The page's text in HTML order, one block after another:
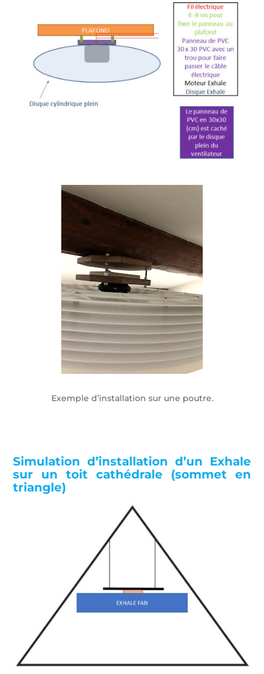
Exemple d’installation sur une poutre.
Simulation d’installation d’un Exhale
sur un toit cathédrale (sommet en
triangle)